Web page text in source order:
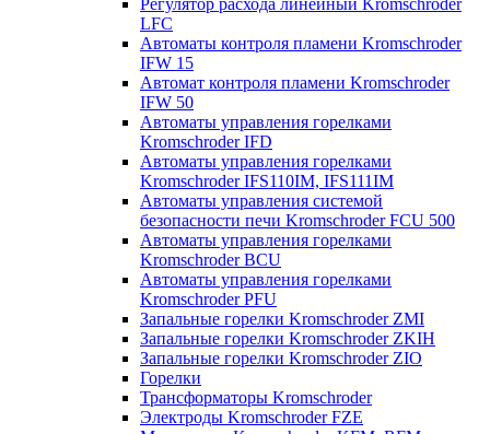
Регулятор расхода линейный Kromschroder
LFC
Автоматы контроля пламени Kromschroder
IFW 15
Автомат контроля пламени Kromschroder
IFW 50
Автоматы управления горелками
Kromschroder IFD
Автоматы управления горелками
Kromschroder IFS110IM, IFS111IM
Автоматы управления системой
безопасности печи Kromschroder FCU 500
Автоматы управления горелками
Kromschroder BCU
Автоматы управления горелками
Kromschroder PFU
Запальные горелки Kromschroder ZМI
Запальные горелки Kromschroder ZKIH
Запальные горелки Kromschroder ZIO
Горелки
Трансформаторы Kromschroder
Электроды Kromschroder FZE